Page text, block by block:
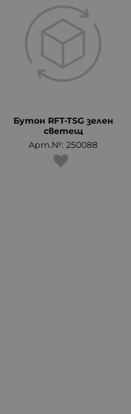
Бутон RFT-TSG зелен
светещ
Арт.№: 250088